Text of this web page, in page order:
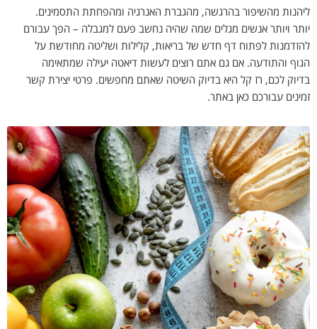
ליהנות מהשיפור בהרגשה, מהגברת האנרגיה ומהפחתת התסמינים.
יותר ויותר אנשים מגלים שמה שהיה נחשב פעם למגבלה – הפך עבורם
להזדמנות לפתוח דף חדש של בריאות, קלילות ושליטה מחודשת על
הגוף והתודעה. אם גם אתם רוצים לעשות דיאטה יעילה שמתאימה
בדיוק לכם, רז קל היא בדיוק השיטה שאתם מחפשים. פרטי יצירת קשר
זמינים עבורכם כאן באתר.